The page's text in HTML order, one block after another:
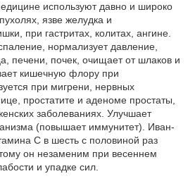
используют давно и широко
язве желудка и
при гастритах, колитах, ангине.
нормализует давление,
печени, почек, очищает от шлаков и
кишечную флору при
при мигрени, нервных
простатите и аденоме простаты,
заболеваниях. Улучшает
(повышает иммунитет). Иван-
С в шесть с половиной раз
он незаменим при весеннем
и упадке сил.